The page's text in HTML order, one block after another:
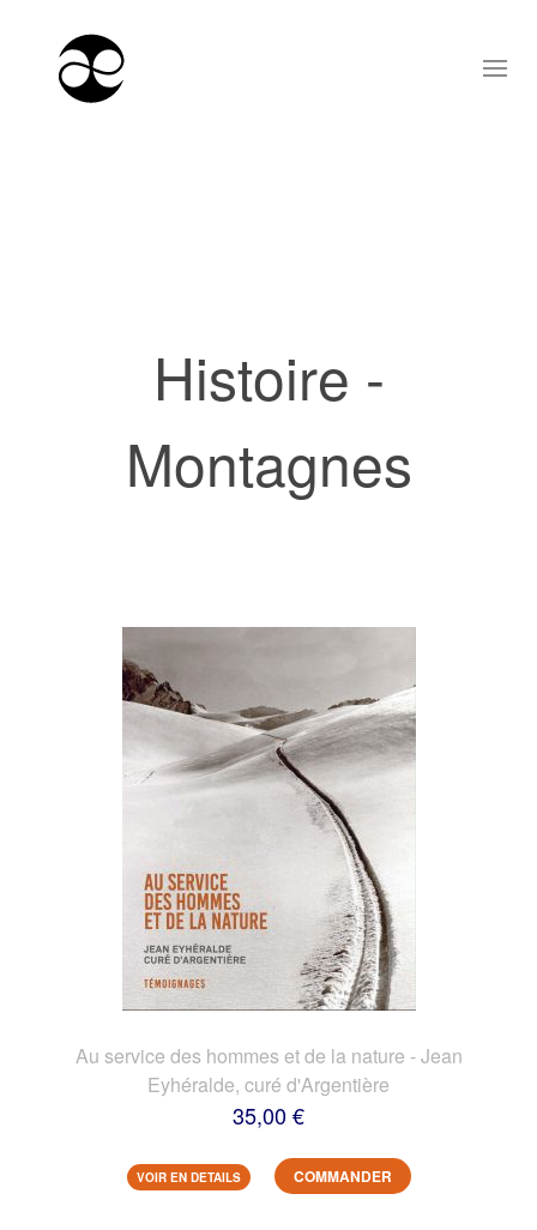
Histoire -
Montagnes
Au service des hommes et de la nature - Jean
Eyhéralde, curé d'Argentière
35,00 €
VOIR EN DETAILS COMMANDER